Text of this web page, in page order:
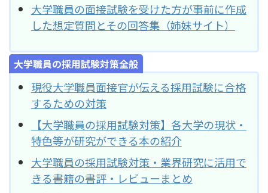
大学職員の面接試験を受けた方が事前に作成
した想定質問とその回答集（姉妹サイト）
大学職員の採用試験対策全般
現役大学職員面接官が伝える採用試験に合格
するための対策
【大学職員の採用試験対策】各大学の現状・
特色等が研究ができる本の紹介
大学職員の採用試験対策・業界研究に活用で
きる書籍の書評・レビューまとめ